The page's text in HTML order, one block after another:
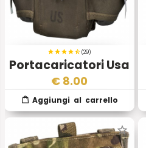
(29)
Portacaricatori Usa
€ 8.00